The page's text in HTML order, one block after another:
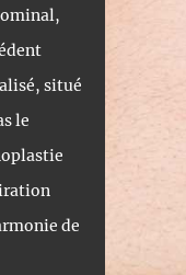
situé
le
de